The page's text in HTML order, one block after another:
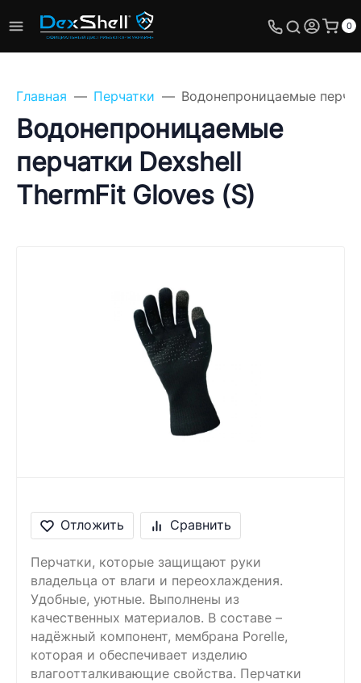
0
Главная Перчатки Водонепроницаемые
Водонепроницаемые
перчатки Dexshell
ThermFit Gloves (S)
Отложить Сравнить
Перчатки, которые защищают руки
владельца от влаги и переохлаждения.
Удобные, уютные. Выполнены из
качественных материалов. В составе –
надёжный компонент, мембрана Porelle,
которая и обеспечивает изделию
влагоотталкивающие свойства. Перчатки
Задайте свой вопрос,
мы обязательно
5 + 3 =